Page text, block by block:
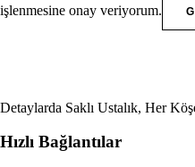
işlenmesine onay veriyorum.
Detaylarda Saklı Ustalık, Her
Hızlı Bağlantılar